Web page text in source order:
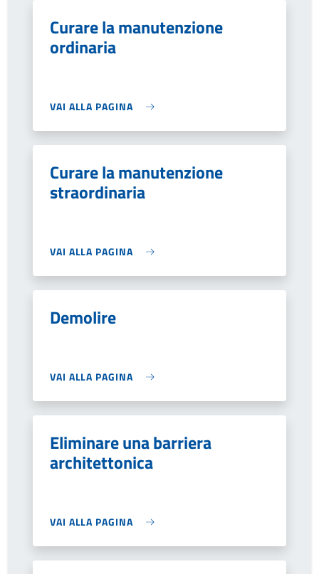
Curare la manutenzione
ordinaria
VAI ALLA PAGINA
Curare la manutenzione
straordinaria
VAI ALLA PAGINA
Demolire
VAI ALLA PAGINA
Eliminare una barriera
architettonica
VAI ALLA PAGINA